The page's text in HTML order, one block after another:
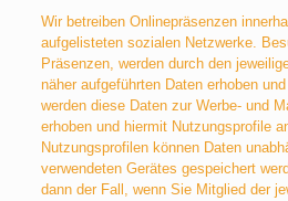
Wir betreiben Onlinepräsenzen
aufgelisteten sozialen Netzwerke.
Präsenzen, werden durch den
näher aufgeführten Daten erhoben
werden diese Daten zur Werbe- und
erhoben und hiermit Nutzungsprofile
Nutzungsprofilen können Daten
verwendeten Gerätes gespeichert
dann der Fall, wenn Sie Mitglied der